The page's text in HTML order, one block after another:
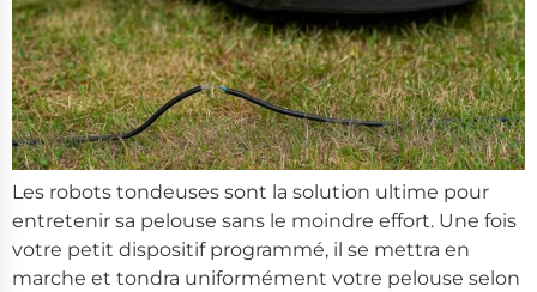
Les robots tondeuses sont la solution ultime pour
entretenir sa pelouse sans le moindre effort. Une fois
votre petit dispositif programmé, il se mettra en
marche et tondra uniformément votre pelouse selon